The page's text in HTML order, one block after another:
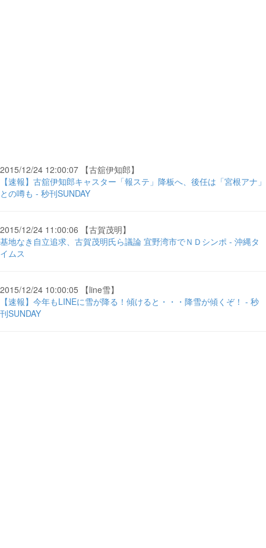
2015/12/24 12:00:07 【古舘伊知郎】
【速報】古舘伊知郎キャスター「報ステ」降板へ、後任は「宮根アナ」
との噂も - 秒刊SUNDAY
2015/12/24 11:00:06 【古賀茂明】
基地なき自立追求、古賀茂明氏ら議論 宜野湾市でＮＤシンポ - 沖縄タ
イムス
2015/12/24 10:00:05 【line雪】
【速報】今年もLINEに雪が降る！傾けると・・・降雪が傾くぞ！ - 秒
刊SUNDAY